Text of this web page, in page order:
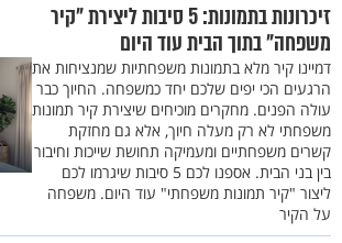
זיכרונות בתמונות: 5 סיבות ליצירת "קיר
משפחה" בתוך הבית עוד היום
דמיינו קיר מלא בתמונות משפחתיות שמנציחות את
הרגעים הכי יפים שלכם יחד כמשפחה. החיוך כבר
עולה הפנים. מחקרים מוכיחים שיצירת קיר תמונות
משפחתי לא רק מעלה חיוך, אלא גם מחזקת
קשרים משפחתיים ומעמיקה תחושת שייכות וחיבור
בין בני הבית. אספנו לכם 5 סיבות שיגרמו לכם
ליצור "קיר תמונות משפחתי" עוד היום. משפחה
על הקיר